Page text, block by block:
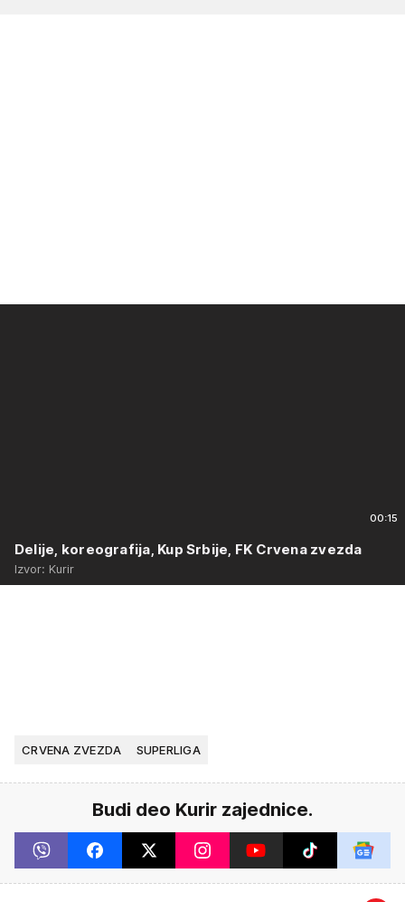
00:15
Delije, koreografija, Kup Srbije, FK Crvena zvezda
Izvor: Kurir
CRVENA ZVEZDA SUPERLIGA
Budi deo Kurir zajednice.